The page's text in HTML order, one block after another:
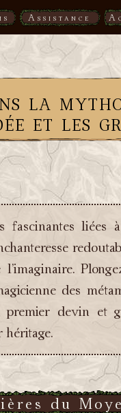
Assistance
la
et les
fascinantes
des
devin et
du